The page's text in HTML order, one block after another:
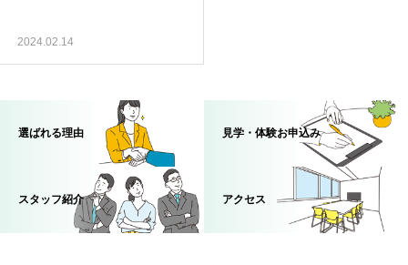
2024.02.14
選ばれる理由 見学・体験お申込み
スタッフ紹介 アクセス